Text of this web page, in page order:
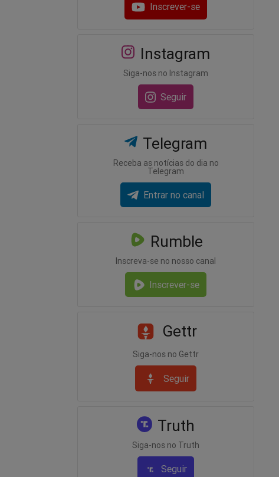
Inscrever-se
Instagram
Siga-nos no Instagram
Seguir
Telegram
Receba as notícias do dia no
Telegram
Entrar no canal
Rumble
Inscreva-se no nosso canal
Inscrever-se
Gettr
Siga-nos no Gettr
Seguir
Truth
Siga-nos no Truth
Seguir